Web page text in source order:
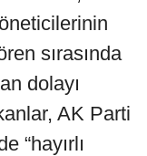
sırasında
dolayı
AK Parti
“hayırlı